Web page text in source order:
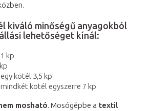
kiváló minőségű anyagokból
lehetőséget kínál:
kp
kötél 3,5 kp
kötél egyszerre 7 kp
mosható. Mosógépbe a textil